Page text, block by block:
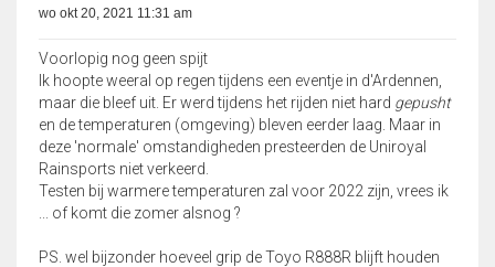
wo okt 20, 2021 11:31 am
Voorlopig nog geen spijt
Ik hoopte weeral op regen tijdens een eventje in d'Ardennen,
maar die bleef uit. Er werd tijdens het rijden niet hard gepusht
en de temperaturen (omgeving) bleven eerder laag. Maar in
deze 'normale' omstandigheden presteerden de Uniroyal
Rainsports niet verkeerd.
Testen bij warmere temperaturen zal voor 2022 zijn, vrees ik
... of komt die zomer alsnog ?
PS. wel bijzonder hoeveel grip de Toyo R888R blijft houden